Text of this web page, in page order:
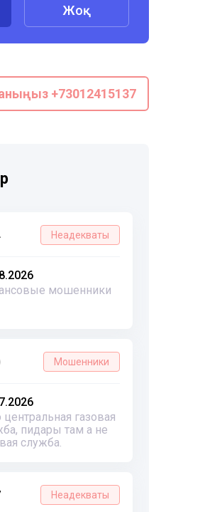
Жоқ
+73012415137
Неадекваты
мошенники
Мошенники
центральная газовая
пидары там а не
служба.
Неадекваты